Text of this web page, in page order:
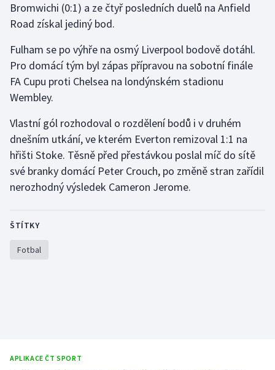
Futsal
Golf
Gymnastika
Jezdectví
Judo
Krasobruslení
Lezení
Lyže a snowboard
Bromwichi (0:1) a ze čtyř posledních duelů na Anfield
Road získal jediný bod.
Fulham se po výhře na osmý Liverpool bodově dotáhl.
Pro domácí tým byl zápas přípravou na sobotní finále
FA Cupu proti Chelsea na londýnském stadionu
Wembley.
Vlastní gól rozhodoval o rozdělení bodů i v druhém
dnešním utkání, ve kterém Everton remizoval 1:1 na
hřišti Stoke. Těsně před přestávkou poslal míč do sítě
své branky domácí Peter Crouch, po změně stran zařídil
nerozhodný výsledek Cameron Jerome.
ŠTÍTKY
Fotbal
APLIKACE ČT SPORT